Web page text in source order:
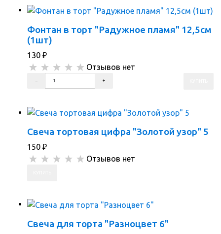
Фонтан в торт "Радужное пламя" 12,5см
(1шт)
130 ₽
Отзывов нет
Свеча тортовая цифра "Золотой узор" 5
150 ₽
Отзывов нет
Свеча для торта "Разноцвет 6"